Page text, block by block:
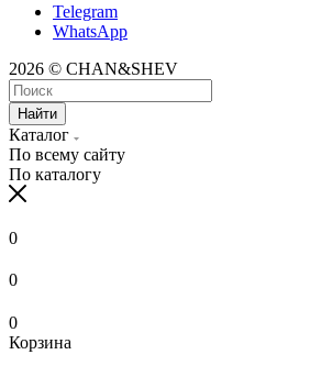
Telegram
WhatsApp
2026 © CHAN&SHEV
Найти
Каталог
По всему сайту
По каталогу
0
0
0
Корзина